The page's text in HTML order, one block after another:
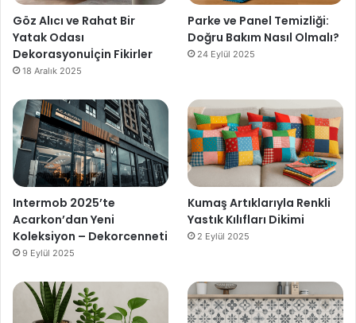
Göz Alıcı ve Rahat Bir
Yatak Odası
Dekorasyonuİçin Fikirler
18 Aralık 2025
Parke ve Panel Temizliği:
Doğru Bakım Nasıl Olmalı?
24 Eylül 2025
Intermob 2025’te
Acarkon’dan Yeni
Koleksiyon – Dekorcenneti
9 Eylül 2025
Kumaş Artıklarıyla Renkli
Yastık Kılıfları Dikimi
2 Eylül 2025